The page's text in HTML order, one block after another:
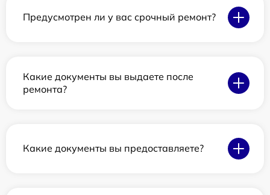
Предусмотрен ли у вас срочный ремонт?
Какие документы вы выдаете после
ремонта?
Какие документы вы предоставляете?